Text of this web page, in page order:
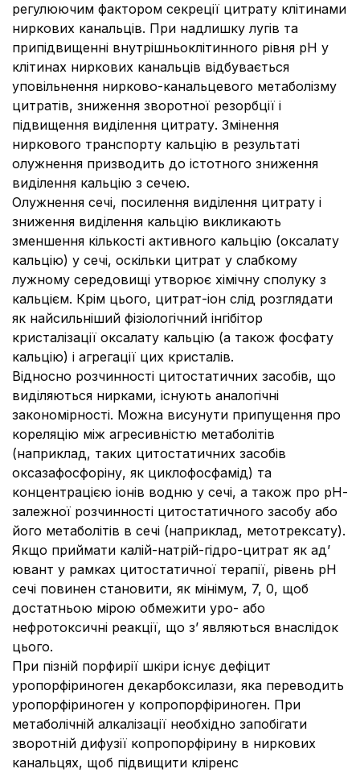
регулюючим фактором секреції цитрату клітинами
ниркових канальців. При надлишку лугів та
припідвищенні внутрішньоклітинного рівня рН у
клітинах ниркових канальців відбувається
уповільнення нирково-канальцевого метаболізму
цитратів, зниження зворотної резорбції і
підвищення виділення цитрату. Змінення
ниркового транспорту кальцію в результаті
олужнення призводить до істотного зниження
виділення кальцію з сечею.
Олужнення сечі, посилення виділення цитрату і
зниження виділення кальцію викликають
зменшення кількості активного кальцію (оксалату
кальцію) у сечі, оскільки цитрат у слабкому
лужному середовищі утворює хімічну сполуку з
кальцієм. Крім цього, цитрат-іон слід розглядати
як найсильніший фізіологічний інгібітор
кристалізації оксалату кальцію (а також фосфату
кальцію) і агрегації цих кристалів.
Відносно розчинності цитостатичних засобів, що
виділяються нирками, існують аналогічні
закономірності. Можна висунути припущення про
кореляцію між агресивністю метаболітів
(наприклад, таких цитостатичних засобів
оксазафосфоріну, як циклофосфамід) та
концентрацією іонів водню у сечі, а також про рН-
залежної розчинності цитостатичного засобу або
його метаболітів в сечі (наприклад, метотрексату).
Якщо приймати калій-натрій-гідро-цитрат як ад’
ювант у рамках цитостатичної терапії, рівень рН
сечі повинен становити, як мінімум, 7, 0, щоб
достатньою мірою обмежити уро- або
нефротоксичні реакції, що з’ являються внаслідок
цього.
При пізній порфирії шкіри існує дефіцит
уропорфіриноген декарбоксилази, яка переводить
уропорфіриноген у копропорфіриноген. При
метаболічній алкалізації необхідно запобігати
зворотній дифузії копропорфірину в ниркових
канальцях, щоб підвищити кліренс